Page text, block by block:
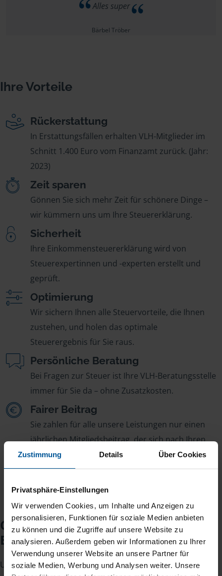
Zustimmung Details Über Cookies
Privatsphäre-Einstellungen
Wir verwenden Cookies, um Inhalte und Anzeigen zu
personalisieren, Funktionen für soziale Medien anbieten
zu können und die Zugriffe auf unsere Website zu
analysieren. Außerdem geben wir Informationen zu Ihrer
Verwendung unserer Website an unsere Partner für
soziale Medien, Werbung und Analysen weiter. Unsere
Alles super
Bärbel Tröber
Ihre Vorteile
Rückerstattung
In Erstattungsfällen erhalten VLH-Mitglieder im
Schnitt 1.400 Euro vom Finanzamt zurück. (Jahr:
2023)
Zeit sparen
Gönnen Sie sich mehr Zeit für schönere Dinge –
wir kümmern uns um Ihre Steuererklärung.
Sicherheit
Ihre Einkommensteuererklärung wird von
Steuerexpertinnen und -experten erstellt und
geprüft.
Optimierung
Wir sichern Ihnen alle Steuervorteile, die Ihnen
zustehen, und holen das optimale
Steuerergebnis für Sie raus.
Persönliche Beratung
Bei Fragen zur Steuer ist Ihre VLH-Beratungsstelle
immer für Sie da – ohne Zusatzkosten.
Fairer Beitrag
Sie zahlen für alle unsere Leistungen nur einen
jährlichen Mitgliedsbeitrag, der sich nach Ihren
Jahreseinnahmen richtet.
Checkliste für Ihr
Beratungsgespräch
Um Ihre Steuererklärung erstellen zu können, benötigen